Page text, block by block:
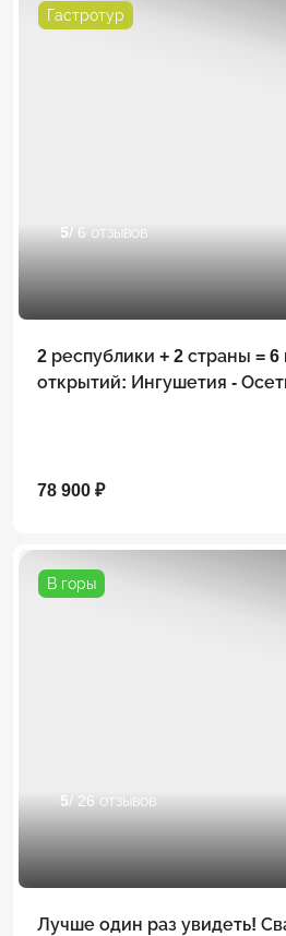
Гастротур
5/ 6 отзывов
2 республики + 2 страны =
открытий: Ингушетия -
78 900 ₽
В горы
5/ 26 отзывов
Лучше один раз увидеть!